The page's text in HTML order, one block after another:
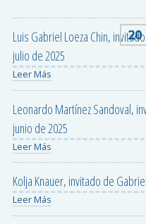
Luis Gabriel Loeza Chin,
julio de 2025
Leer Más
Leonardo Martínez Sandoval,
junio de 2025
Leer Más
Kolja Knauer, invitado de
Leer Más